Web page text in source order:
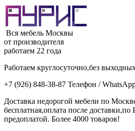
Вся мебель Москвы
от производителя
работаем 22 года
Работаем круглосуточно,без
+7 (926) 848-38-87 Телефон /
Доставка недорогой мебели по
бесплатная,оплата после доставки,по
предоплатой. Более 4000 товаров!